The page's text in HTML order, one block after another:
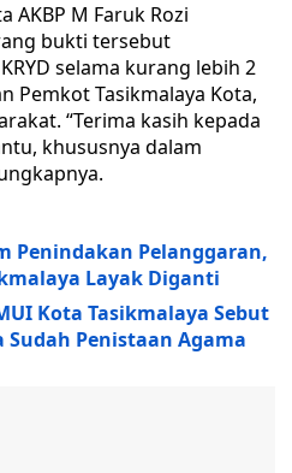
AKBP M Faruk Rozi
bukti tersebut
selama kurang lebih 2
Pemkot Tasikmalaya Kota,
“Terima kasih kepada
khususnya dalam
Penindakan Pelanggaran,
Layak Diganti
Kota Tasikmalaya Sebut
Sudah Penistaan Agama